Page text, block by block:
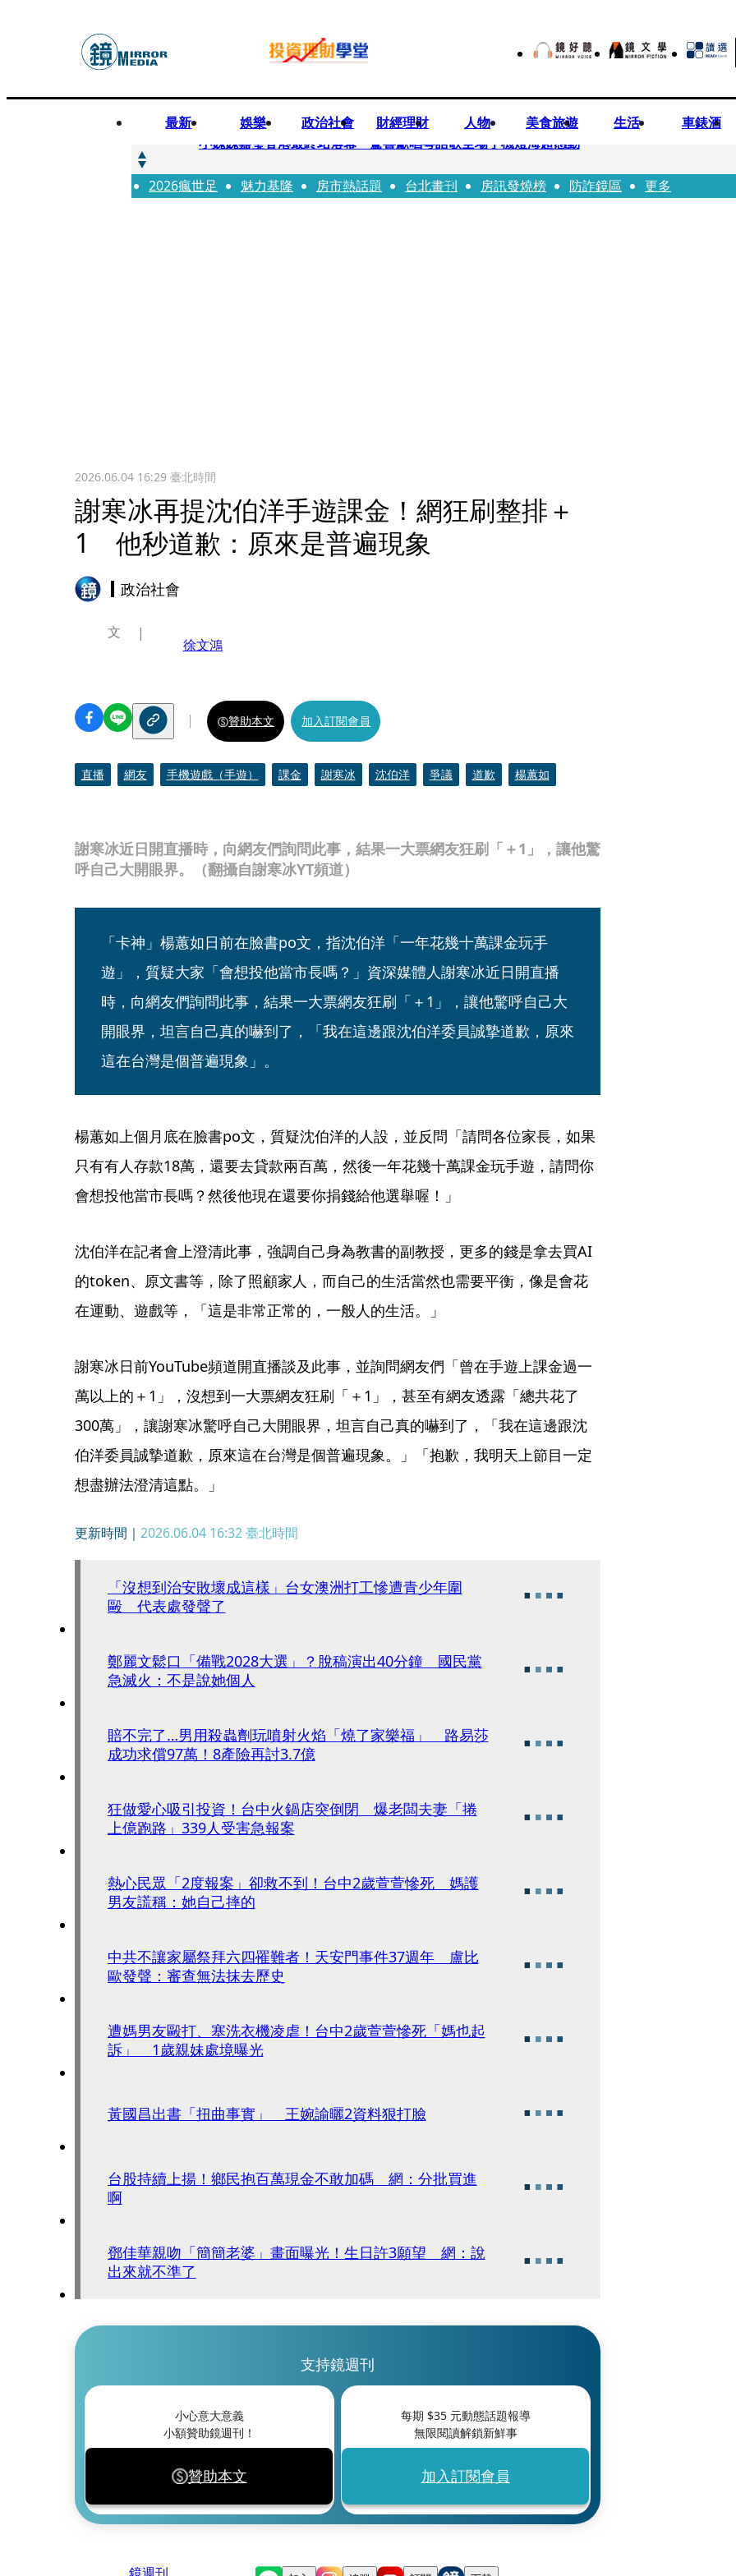
最新 娛樂 政治社會 財經理財 人物 美食旅遊 生活 車錶酒
快訊
小魏魏嘉瑩香港最終站落幕 驚喜獻唱粵語歌全場手機燈海超感動
快訊
台股明年有望挑戰5萬 杜金龍建議小資族這樣配置ETF
2026瘋世足 魅力基隆 房市熱話題 台北畫刊 房訊發燒榜 防詐鏡區 更多
2026.06.04 16:29臺北時間
謝寒冰再提沈伯洋手遊課金！網狂刷整排＋
1 他秒道歉：原來是普遍現象
政治社會
謝寒冰近日開直播時，向網友們詢問此事，結果一大票網友狂刷「＋1」，讓他驚
呼自己大開眼界。（翻攝自謝寒冰YT頻道）
文
徐文鴻
贊助本文 加入訂閱會員
直播 網友 手機遊戲（手遊） 課金 謝寒冰 沈伯洋 爭議 道歉 楊蕙如
「卡神」楊蕙如日前在臉書po文，指沈伯洋「一年花幾十萬課金玩手
遊」，質疑大家「會想投他當市長嗎？」資深媒體人謝寒冰近日開直播
時，向網友們詢問此事，結果一大票網友狂刷「＋1」，讓他驚呼自己大
開眼界，坦言自己真的嚇到了，「我在這邊跟沈伯洋委員誠摯道歉，原來
這在台灣是個普遍現象」。
楊蕙如上個月底在臉書po文，質疑沈伯洋的人設，並反問「請問各位家長，如果
只有有人存款18萬，還要去貸款兩百萬，然後一年花幾十萬課金玩手遊，請問你
會想投他當市長嗎？然後他現在還要你捐錢給他選舉喔！」
沈伯洋在記者會上澄清此事，強調自己身為教書的副教授，更多的錢是拿去買AI
的token、原文書等，除了照顧家人，而自己的生活當然也需要平衡，像是會花
在運動、遊戲等，「這是非常正常的，一般人的生活。」
謝寒冰日前YouTube頻道開直播談及此事，並詢問網友們「曾在手遊上課金過一
萬以上的＋1」，沒想到一大票網友狂刷「＋1」，甚至有網友透露「總共花了
300萬」，讓謝寒冰驚呼自己大開眼界，坦言自己真的嚇到了，「我在這邊跟沈
伯洋委員誠摯道歉，原來這在台灣是個普遍現象。」「抱歉，我明天上節目一定
想盡辦法澄清這點。」
更新時間｜ 2026.06.04 16:32臺北時間
「沒想到治安敗壞成這樣」台女澳洲打工慘遭青少年圍
毆 代表處發聲了
鄭麗文鬆口「備戰2028大選」？脫稿演出40分鐘 國民黨
急滅火：不是說她個人
賠不完了…男用殺蟲劑玩噴射火焰「燒了家樂福」 路易莎
成功求償97萬！8產險再討3.7億
狂做愛心吸引投資！台中火鍋店突倒閉 爆老闆夫妻「捲
上億跑路」339人受害急報案
熱心民眾「2度報案」卻救不到！台中2歲萱萱慘死 媽護
男友謊稱：她自己摔的
中共不讓家屬祭拜六四罹難者！天安門事件37週年 盧比
歐發聲：審查無法抹去歷史
遭媽男友毆打、塞洗衣機凌虐！台中2歲萱萱慘死「媽也起
訴」 1歲親妹處境曝光
黃國昌出書「扭曲事實」 王婉諭曬2資料狠打臉
台股持續上揚！鄉民抱百萬現金不敢加碼 網：分批買進
啊
鄧佳華親吻「簡簡老婆」畫面曝光！生日許3願望 網：說
出來就不準了
支持鏡週刊
小心意大意義
小額贊助鏡週刊！
贊助本文
每期 $35元動態話題報導
無限閱讀解鎖新鮮事
加入訂閱會員